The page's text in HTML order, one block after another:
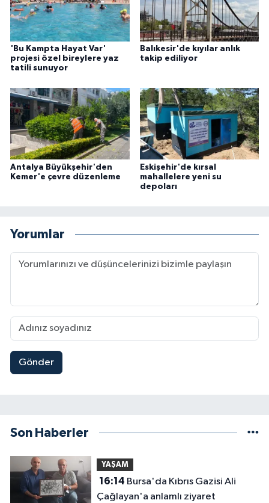
'Bu Kampta Hayat Var'
projesi özel bireylere yaz
tatili sunuyor
Balıkesir'de kıyılar anlık
takip ediliyor
Antalya Büyükşehir'den
Kemer'e çevre düzenleme
Eskişehir'de kırsal
mahallelere yeni su
depoları
Yorumlar
Gönder
Son Haberler
YAŞAM
16:14
Çağlayan'a anlamlı ziyaret